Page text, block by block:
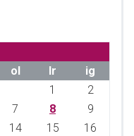
ol lr
ig
1
2
7 8
9
14 15
16